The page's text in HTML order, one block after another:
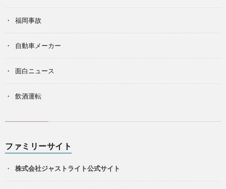
福岡事故
自動車メーカー
面白ニュース
飲酒運転
ファミリーサイト
株式会社ジャストライト公式サイト